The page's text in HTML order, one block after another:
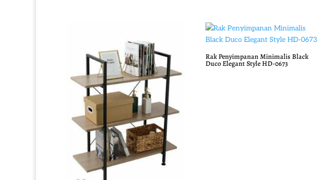
Rak Penyimpanan Minimalis Black
Duco Elegant Style HD-0673